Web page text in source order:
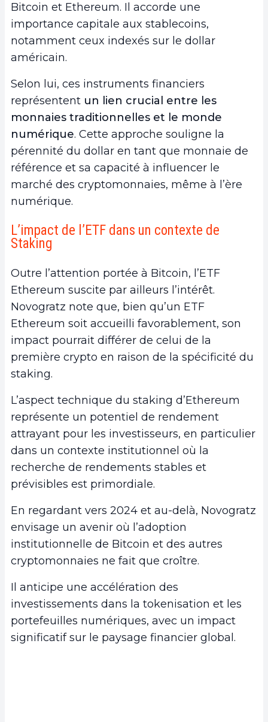
Bitcoin et Ethereum. Il accorde une
importance capitale aux stablecoins,
notamment ceux indexés sur le dollar
américain.
Selon lui, ces instruments financiers
représentent un lien crucial entre les
monnaies traditionnelles et le monde
numérique. Cette approche souligne la
pérennité du dollar en tant que monnaie de
référence et sa capacité à influencer le
marché des cryptomonnaies, même à l’ère
numérique.
L’impact de l’ETF dans un contexte de
Staking
Outre l’attention portée à Bitcoin, l’ETF
Ethereum suscite par ailleurs l’intérêt.
Novogratz note que, bien qu’un ETF
Ethereum soit accueilli favorablement, son
impact pourrait différer de celui de la
première crypto en raison de la spécificité du
staking.
L’aspect technique du staking d’Ethereum
représente un potentiel de rendement
attrayant pour les investisseurs, en particulier
dans un contexte institutionnel où la
recherche de rendements stables et
prévisibles est primordiale.
En regardant vers 2024 et au-delà, Novogratz
envisage un avenir où l’adoption
institutionnelle de Bitcoin et des autres
cryptomonnaies ne fait que croître.
Il anticipe une accélération des
investissements dans la tokenisation et les
portefeuilles numériques, avec un impact
significatif sur le paysage financier global.